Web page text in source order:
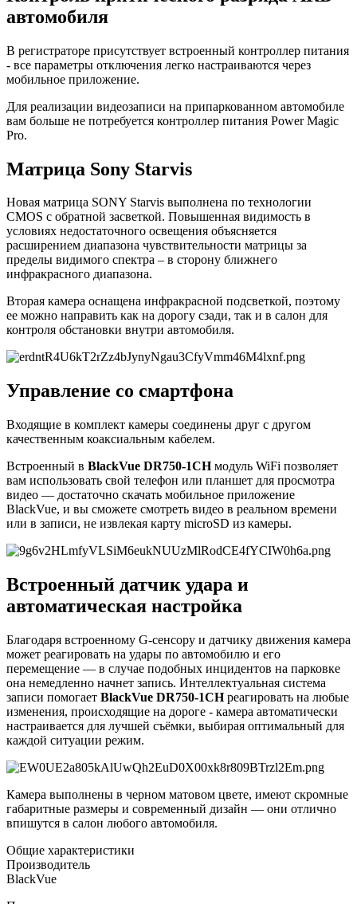
автомобиля
В регистраторе присутствует встроенный контроллер питания
- все параметры отключения легко настраиваются через
мобильное приложение.
Для реализации видеозаписи на припаркованном автомобиле
вам больше не потребуется контроллер питания Power Magic
Pro.
Матрица Sony Starvis
Новая матрица SONY Starvis выполнена по технологии
CMOS с обратной засветкой. Повышенная видимость в
условиях недостаточного освещения объясняется
расширением диапазона чувствительности матрицы за
пределы видимого спектра – в сторону ближнего
инфракрасного диапазона.
Вторая камера оснащена инфракрасной подсветкой, поэтому
ее можно направить как на дорогу сзади, так и в салон для
контроля обстановки внутри автомобиля.
Управление со смартфона
Входящие в комплект камеры соединены друг с другом
качественным коаксиальным кабелем.
Встроенный в BlackVue DR750-1CHмодуль WiFi позволяет
вам использовать свой телефон или планшет для просмотра
видео — достаточно скачать мобильное приложение
BlackVue, и вы сможете смотреть видео в реальном времени
или в записи, не извлекая карту microSD из камеры.
Встроенный датчик удара и
автоматическая настройка
Благодаря встроенному G-сенсору и датчику движения камера
может реагировать на удары по автомобилю и его
перемещение — в случае подобных инцидентов на парковке
она немедленно начнет запись. Интеллектуальная система
записи помогает BlackVue DR750-1CHреагировать на любые
изменения, происходящие на дороге - камера автоматически
настраивается для лучшей съёмки, выбирая оптимальный для
каждой ситуации режим.
Камера выполнены в черном матовом цвете, имеют скромные
габаритные размеры и современный дизайн — они отлично
впишутся в салон любого автомобиля.
Общие характеристики
Производитель
BlackVue